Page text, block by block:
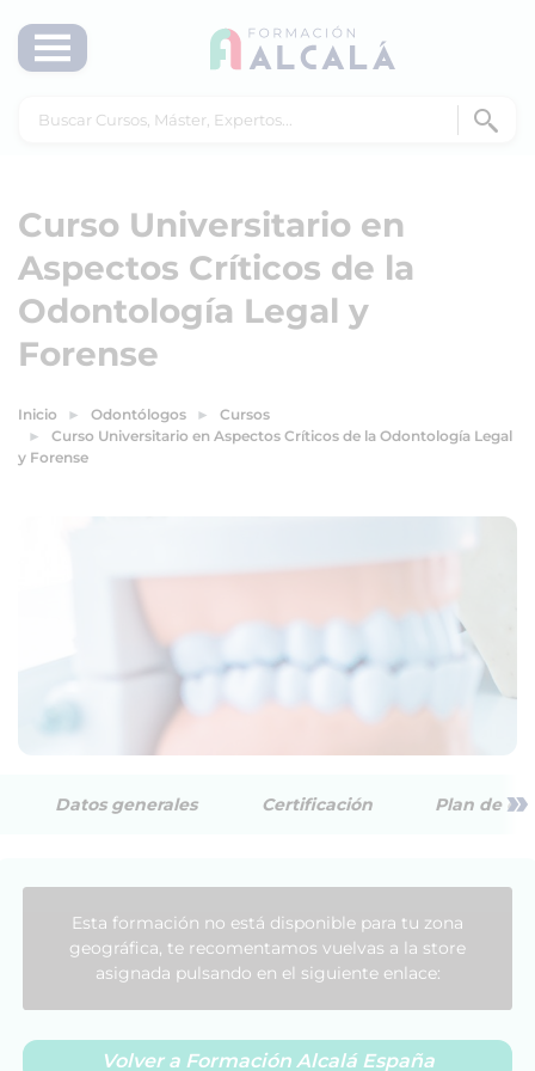
Curso Universitario en
Aspectos Críticos de la
Odontología Legal y
Forense
Inicio Odontólogos
Cursos
Curso Universitario en Aspectos Críticos de la Odontología Legal
y Forense
Datos generales Certificación Plan de »
Esta formación no está disponible para tu zona
geográfica, te recomentamos vuelvas a la store
asignada pulsando en el siguiente enlace:
Volver a Formación Alcalá España